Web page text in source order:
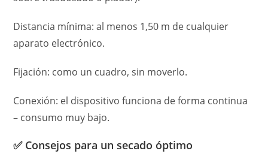
Distancia mínima: al menos 1,50 m de cualquier
aparato electrónico.
Fijación: como un cuadro, sin moverlo.
Conexión: el dispositivo funciona de forma continua
– consumo muy bajo.
✅ Consejos para un secado óptimo